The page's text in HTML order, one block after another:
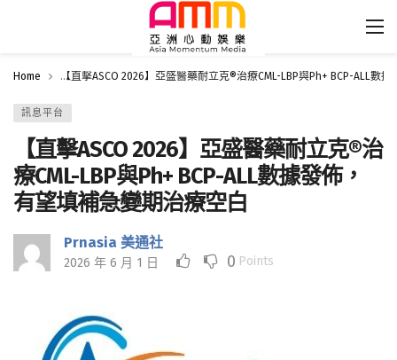
Home 【直擊ASCO 2026】亞盛醫藥耐立克®治療CML-LBP與Ph+ BCP-ALL數
訊息平台
【直擊ASCO 2026】亞盛醫藥耐立克®治
療CML-LBP與Ph+ BCP-ALL數據發佈，
有望填補急變期治療空白
Prnasia 美通社
2026 年 6 月 1 日 0 Points